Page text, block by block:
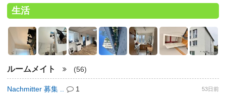
生活
ルームメイト (56)
Nachmitter 募集 .. 1 53日前